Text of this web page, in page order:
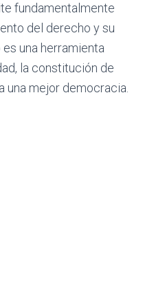
fundamentalmente
del derecho y su
una herramienta
la constitución de
una mejor democracia.